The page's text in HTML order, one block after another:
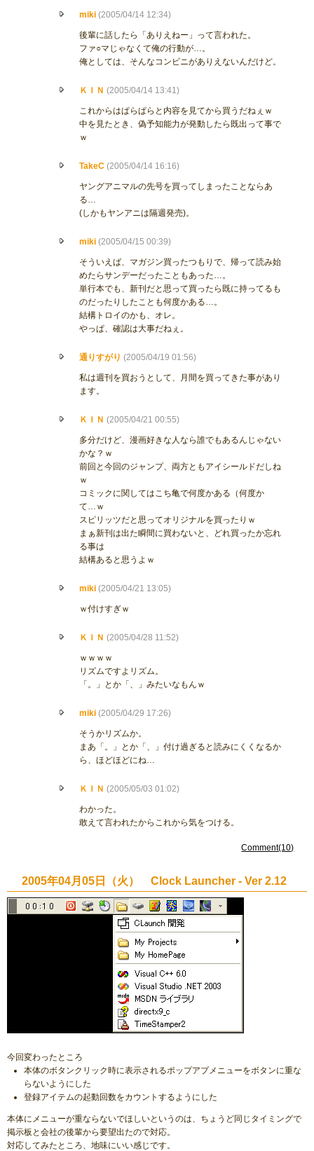
miki (2005/04/14 12:34)
後輩に話したら「ありえねー」って言われた。
ファ○マじゃなくて俺の行動が…。
俺としては、そんなコンビニがありえないんだけど。
ＫＩＮ (2005/04/14 13:41)
これからはぱらぱらと内容を見てから買うだねぇｗ
中を見たとき、偽予知能力が発動したら既出って事で
ｗ
TakeC (2005/04/14 16:16)
ヤングアニマルの先号を買ってしまったことならあ
る…
(しかもヤンアニは隔週発売)。
miki (2005/04/15 00:39)
そういえば、マガジン買ったつもりで、帰って読み始
めたらサンデーだったこともあった…。
単行本でも、新刊だと思って買ったら既に持ってるも
のだったりしたことも何度かある…。
結構トロイのかも、オレ。
やっぱ、確認は大事だねぇ。
通りすがり (2005/04/19 01:56)
私は週刊を買おうとして、月間を買ってきた事があり
ます。
ＫＩＮ (2005/04/21 00:55)
多分だけど、漫画好きな人なら誰でもあるんじゃない
かな？ｗ
前回と今回のジャンプ、両方ともアイシールドだしね
ｗ
コミックに関してはこち亀で何度かある（何度か
て…ｗ
スピリッツだと思ってオリジナルを買ったりｗ
まぁ新刊は出た瞬間に買わないと、どれ買ったか忘れ
る事は
結構あると思うよｗ
miki (2005/04/21 13:05)
ｗ付けすぎｗ
ＫＩＮ (2005/04/28 11:52)
ｗｗｗｗ
リズムですよリズム。
「。」とか「、」みたいなもんｗ
miki (2005/04/29 17:26)
そうかリズムか。
まあ「。」とか「、」付け過ぎると読みにくくなるか
ら、ほどほどにね…
ＫＩＮ (2005/05/03 01:02)
わかった。
敢えて言われたからこれから気をつける。
Comment(10)
2005年04月05日（火） Clock Launcher - Ver 2.12
今回変わったところ
本体のボタンクリック時に表示されるポップアプメニューをボタンに重な
らないようにした
登録アイテムの起動回数をカウントするようにした
本体にメニューが重ならないでほしいというのは、ちょうど同じタイミングで
掲示板と会社の後輩から要望出たので対応。
対応してみたところ、地味にいい感じです。